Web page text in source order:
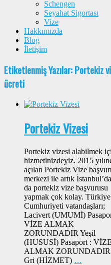
Schengen
Seyahat Sigortası
Vize
Hakkımızda
Blog
İletişim
Etiketlenmiş Yazılar: Portekiz
ücreti
Portekiz Vizesi
Portekiz vizesi alabilmek
hizmetinizdeyiz. 2015
açılan Portekiz Vize
merkezi ile artık
da portekiz vize başvurusu
yapmak çok kolay. Türkiye
Cumhuriyeti vatandaşları;
Lacivert (UMUMİ)
VİZE ALMAK
ZORUNDADIR Yeşil
(HUSUSİ) Pasaport : VİZE
ALMAK ZORUNDADIR
Gri (HİZMET) …